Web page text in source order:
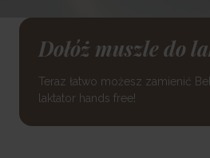
Dołóż muszle do
Teraz łatwo możesz zamienić
laktator hands free!